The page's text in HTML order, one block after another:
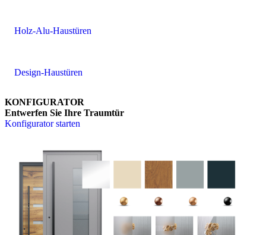
Holz-Alu-Haustüren
Design-Haustüren
KONFIGURATOR
Entwerfen Sie Ihre Traumtür
Konfigurator starten